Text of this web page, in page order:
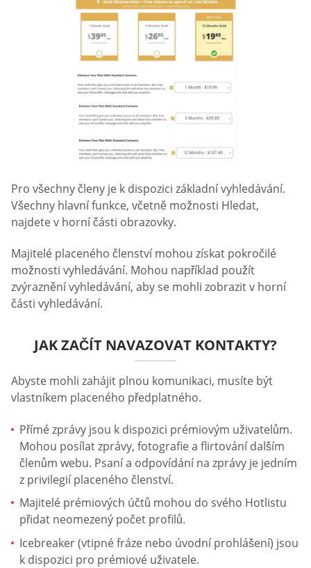
Pro všechny členy je k dispozici základní vyhledávání.
Všechny hlavní funkce, včetně možnosti Hledat,
najdete v horní části obrazovky.
Majitelé placeného členství mohou získat pokročilé
možnosti vyhledávání. Mohou například použít
zvýraznění vyhledávání, aby se mohli zobrazit v horní
části vyhledávání.
JAK ZAČÍT NAVAZOVAT KONTAKTY?
Abyste mohli zahájit plnou komunikaci, musíte být
vlastníkem placeného předplatného.
Přímé zprávy jsou k dispozici prémiovým uživatelům.
Mohou posílat zprávy, fotografie a flirtování dalším
členům webu. Psaní a odpovídání na zprávy je jedním
z privilegií placeného členství.
Majitelé prémiových účtů mohou do svého Hotlistu
přidat neomezený počet profilů.
Icebreaker (vtipné fráze nebo úvodní prohlášení) jsou
k dispozici pro prémiové uživatele.